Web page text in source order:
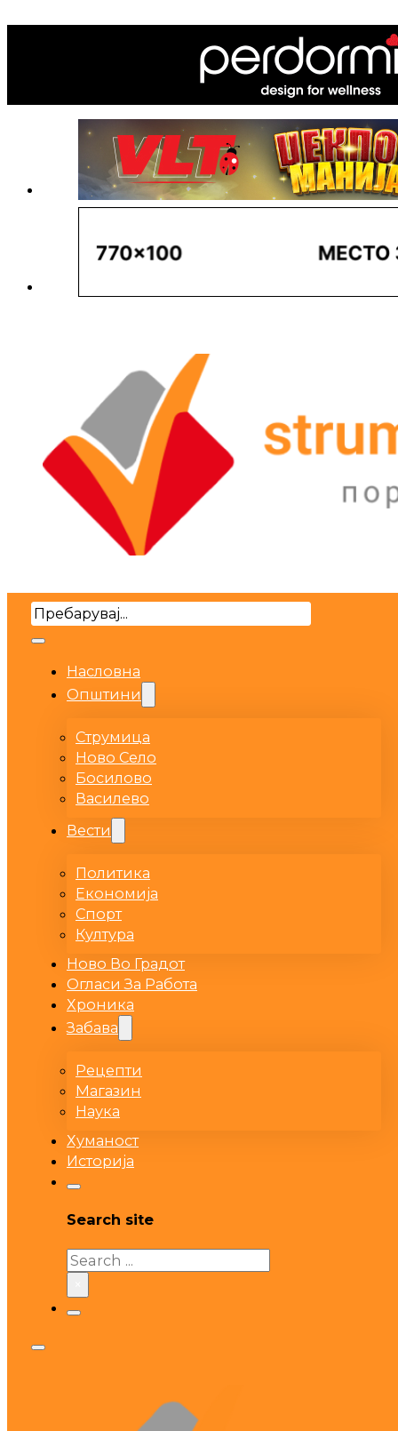
Search
Насловна
Општини
Струмица
Ново Село
Босилово
Василево
Вести
Политика
Економија
Спорт
Култура
Ново Во Градот
Огласи За Работа
Хроника
Забава
Рецепти
Магазин
Наука
Хуманост
Историја
Search site
Search